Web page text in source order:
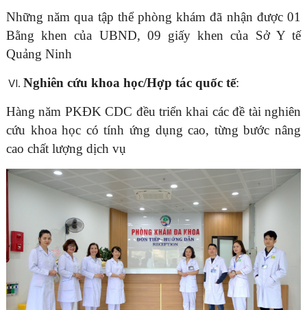
Những năm qua tập thể phòng khám đã nhận được 01
Bằng khen của UBND, 09 giấy khen của Sở Y tế
Quảng Ninh
Nghiên cứu khoa học/Hợp tác quốc tế:
Hàng năm PKĐK CDC đều triển khai các đề tài nghiên
cứu khoa học có tính ứng dụng cao, từng bước nâng
cao chất lượng dịch vụ